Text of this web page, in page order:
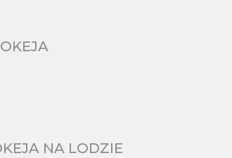
NA LODZIE